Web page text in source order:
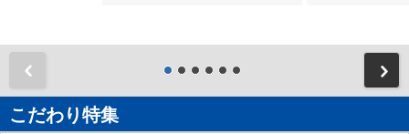
こだわり特集